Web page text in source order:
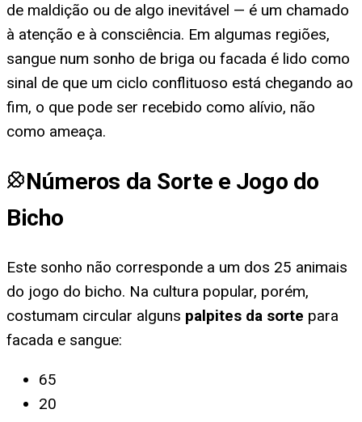
de maldição ou de algo inevitável — é um chamado
à atenção e à consciência. Em algumas regiões,
sangue num sonho de briga ou facada é lido como
sinal de que um ciclo conflituoso está chegando ao
fim, o que pode ser recebido como alívio, não
como ameaça.
Números da Sorte e Jogo do
Bicho
Este sonho não corresponde a um dos 25 animais
do jogo do bicho. Na cultura popular, porém,
costumam circular alguns palpites da sorte para
facada e sangue:
65
20